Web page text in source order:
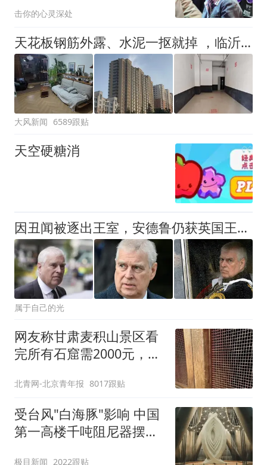
击你的心灵深处
天花板钢筋外露、水泥一抠就掉 ，临沂一安置楼交房半年即被鉴定存安全隐患；楼体至今未加固，仍有居民常住
大风新闻 6589跟贴
天空硬糖消
因丑闻被逐出王室，安德鲁仍获英国王室葬礼，民众：钱谁出？
属于自己的光
网友称甘肃麦积山景区看
完所有石窟需2000元，景
护，游客可按需买
北青网-北京青年报 8017跟贴
受台风"白海豚"影响 中国
第一高楼千吨阻尼器摆动
极目新闻 2022跟贴